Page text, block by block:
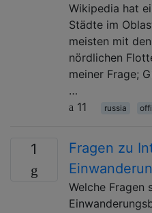
Wikipedia hat
Städte im
meisten mit
nördlichen
meiner Frage;
…
11
russia
1
Fragen zu
Welche Fragen